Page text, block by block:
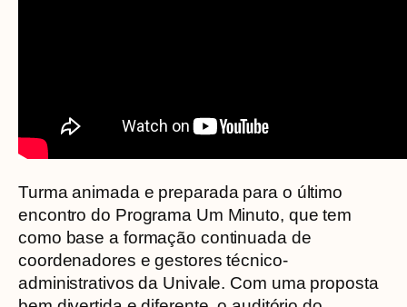
Turma animada e preparada para o último
encontro do Programa Um Minuto, que tem
como base a formação continuada de
coordenadores e gestores técnico-
administrativos da Univale. Com uma proposta